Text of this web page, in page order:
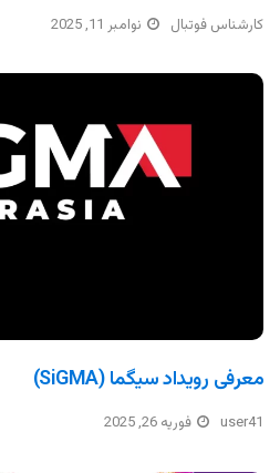
کارشناس فوتبال نوامبر 11, 2025
معرفی رویداد سیگما (SiGMA)
user41 فوریه 26, 2025